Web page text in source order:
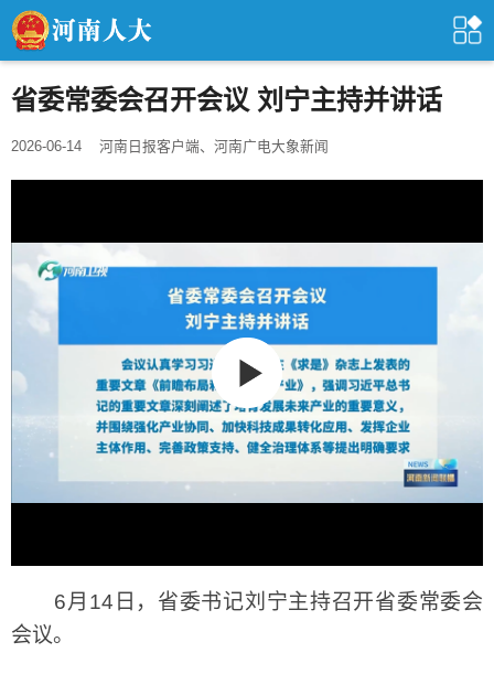
省委常委会召开会议 刘宁主持并讲话
2026-06-14 河南日报客户端、河南广电大象新闻
6月14日，省委书记刘宁主持召开省委常委会
会议。